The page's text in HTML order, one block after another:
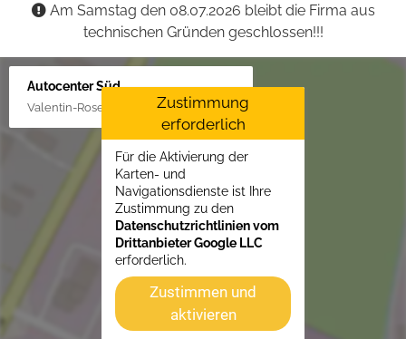
Am Samstag den 08.07.2026 bleibt die Firma aus
technischen Gründen geschlossen!!!
Autocenter Süd
Valentin-Rose-Str. 3, 16816 Neuruppin
Zustimmung
erforderlich
Für die Aktivierung der
Karten- und
Navigationsdienste ist Ihre
Zustimmung zu den
Datenschutzrichtlinien vom
Drittanbieter Google LLC
erforderlich.
Zustimmen und
aktivieren